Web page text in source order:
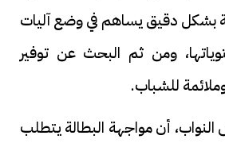
بشكل دقيق يساهم في وضع آليات
ومن ثم البحث عن توفير
للشباب.
أن مواجهة البطالة يتطلب